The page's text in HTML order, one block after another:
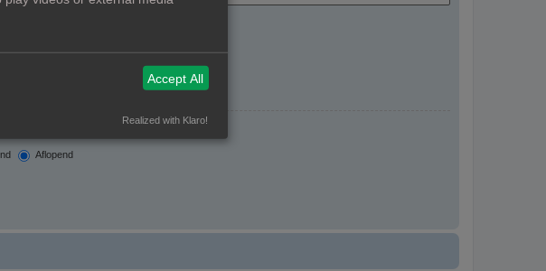
Aflopend
Accept All
Realized with Klaro!